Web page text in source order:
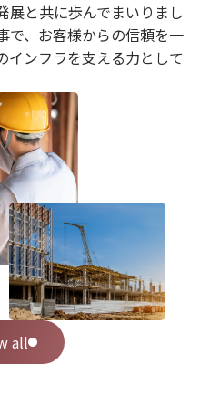
展と共に歩んでまいりまし
で、お客様からの信頼を一
インフラを支える力として
all